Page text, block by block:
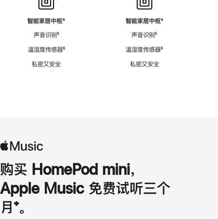
智能家居中枢脚
⁴
声音识别脚
⁵
温湿度传感器脚
⁶
私密又安全
智能家居中枢脚
⁴
声音识别脚
⁵
温湿度传感器脚
⁶
私密又安全
购买 HomePod mini，
Apple Music 免费试听三个
月 脚
⁺。